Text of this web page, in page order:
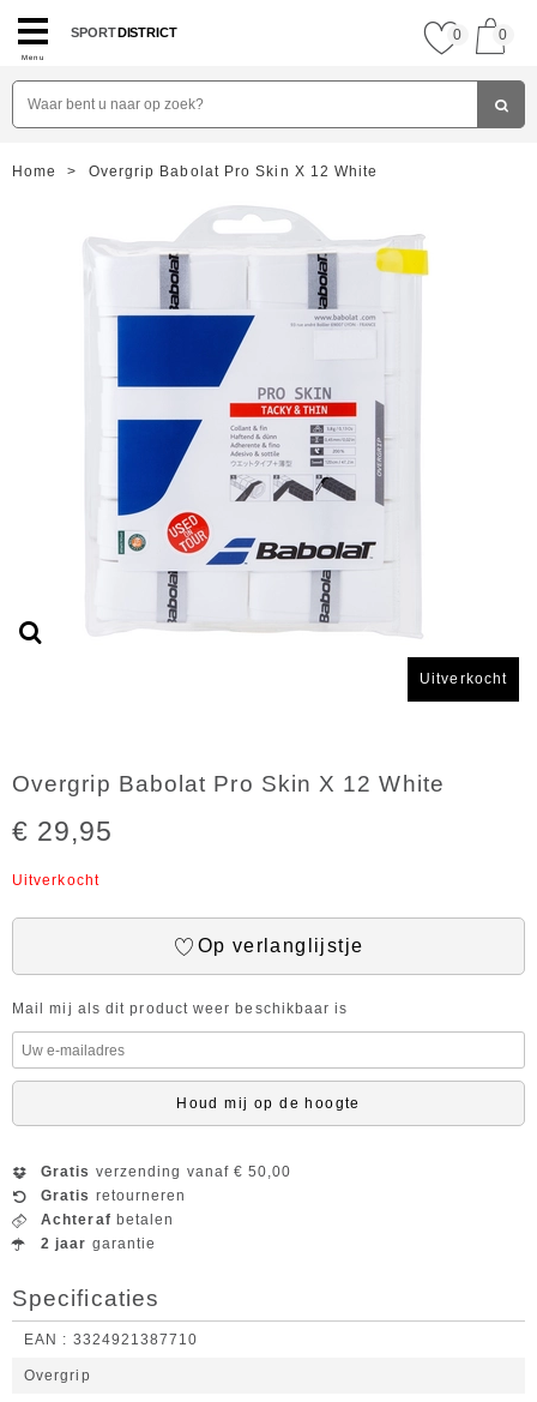
Menu
SPORTDISTRICT 0 0
Home > Overgrip Babolat Pro Skin X 12 White
Uitverkocht
Overgrip Babolat Pro Skin X 12 White
€ 29,95
Uitverkocht
Op verlanglijstje
Mail mij als dit product weer beschikbaar is
Houd mij op de hoogte
Gratis verzending vanaf € 50,00
Gratis retourneren
Achteraf betalen
2 jaar garantie
Specificaties
EAN 3324921387710
Overgrip